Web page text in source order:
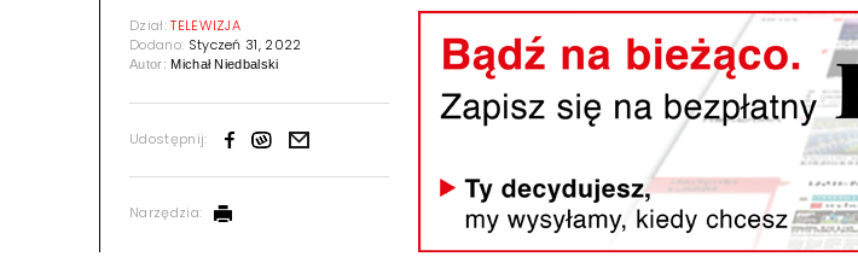
Dział:TELEWIZJA
Dodano: Styczeń 31, 2022
Autor:Michał Niedbalski
Udostępnij:
Narzędzia: